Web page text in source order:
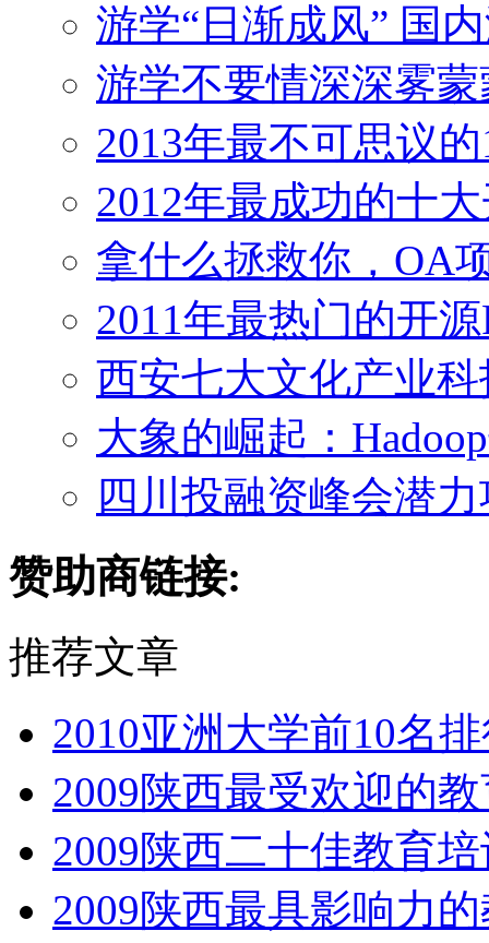
游学“日渐成风” 国
游学不要情深深雾
2013年最不可思议
2012年最成功的十
拿什么拯救你，OA
2011年最热门的开
西安七大文化产业
大象的崛起：
四川投融资峰会潜
赞助商链接:
推荐文章
2010亚洲大学前10名
2009陕西最受欢迎的
2009陕西二十佳教育
2009陕西最具影响力